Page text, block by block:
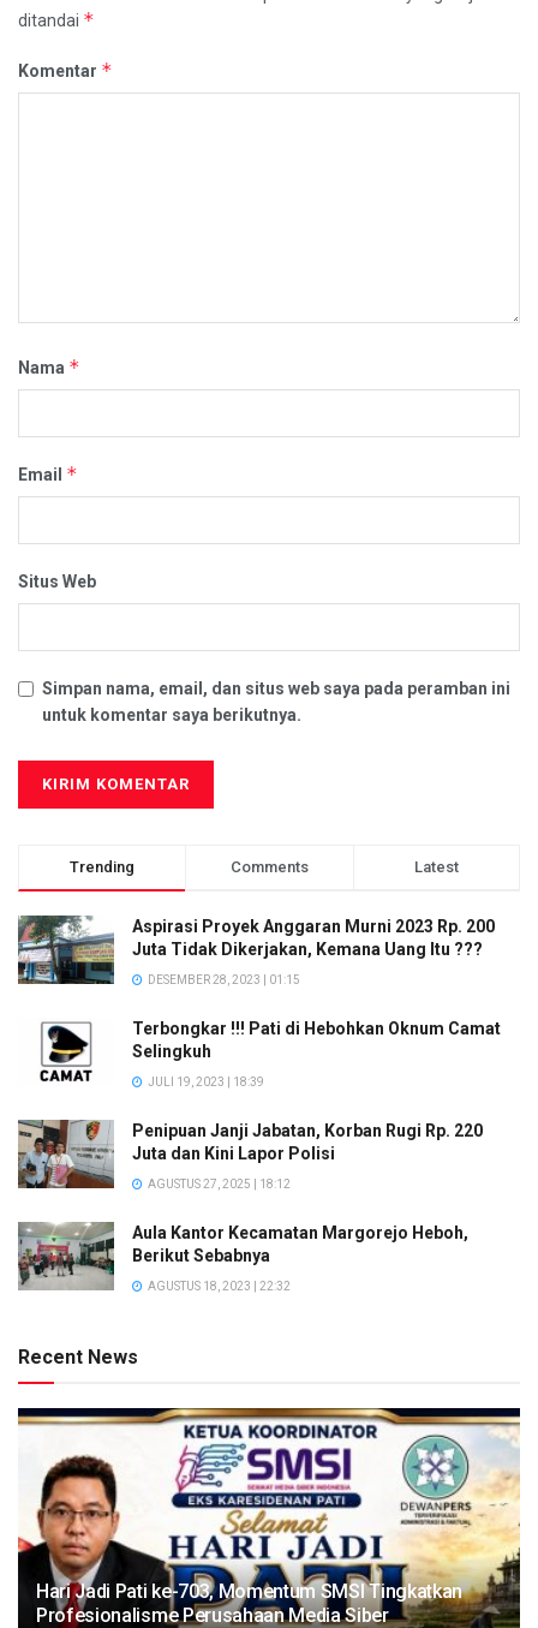
ditandai *
Komentar *
Nama *
Email *
Situs Web
Simpan nama, email, dan situs web saya pada peramban ini
untuk komentar saya berikutnya.
Trending Comments Latest
Aspirasi Proyek Anggaran Murni 2023 Rp. 200
Juta Tidak Dikerjakan, Kemana Uang Itu ???
DESEMBER 28, 2023 | 01:15
Terbongkar !!! Pati di Hebohkan Oknum Camat
Selingkuh
JULI 19, 2023 | 18:39
Penipuan Janji Jabatan, Korban Rugi Rp. 220
Juta dan Kini Lapor Polisi
AGUSTUS 27, 2025 | 18:12
Aula Kantor Kecamatan Margorejo Heboh,
Berikut Sebabnya
AGUSTUS 18, 2023 | 22:32
Recent News
Hari Jadi Pati ke-703, Momentum SMSI Tingkatkan
Profesionalisme Perusahaan Media Siber